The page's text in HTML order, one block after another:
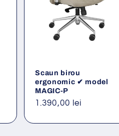
Scaun birou
ergonomic ✔ model
MAGIC-P
Preț
1.390,00 lei